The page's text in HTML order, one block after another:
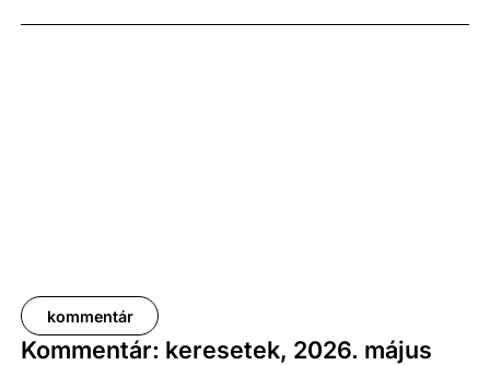
kommentár
Kommentár: keresetek, 2026. május